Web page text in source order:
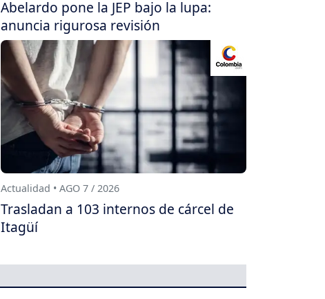
Abelardo pone la JEP bajo la lupa:
anuncia rigurosa revisión
Actualidad • AGO 7 / 2026
Trasladan a 103 internos de cárcel de
Itagüí